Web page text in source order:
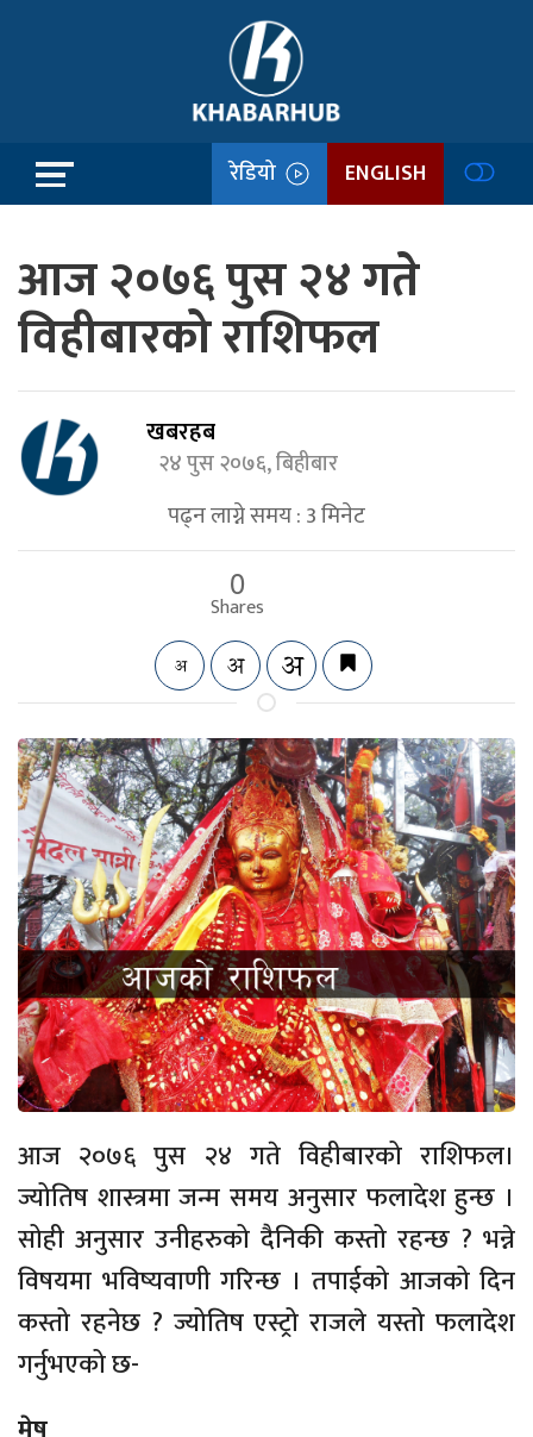
रेडियो ENGLISH
आज २०७६ पुस २४ गते
विहीबारको राशिफल
खबरहब
२४ पुस २०७६, बिहीबार
पढ्न लाग्ने समय :3मिनेट
0
Shares
आज २०७६ पुस २४ गते विहीबारको राशिफल।
ज्योतिष शास्त्रमा जन्म समय अनुसार फलादेश हुन्छ ।
सोही अनुसार उनीहरुको दैनिकी कस्तो रहन्छ ? भन्ने
विषयमा भविष्यवाणी गरिन्छ । तपाईको आजको दिन
कस्तो रहनेछ ? ज्योतिष एस्ट्रो राजले यस्तो फलादेश
गर्नुभएको छ-